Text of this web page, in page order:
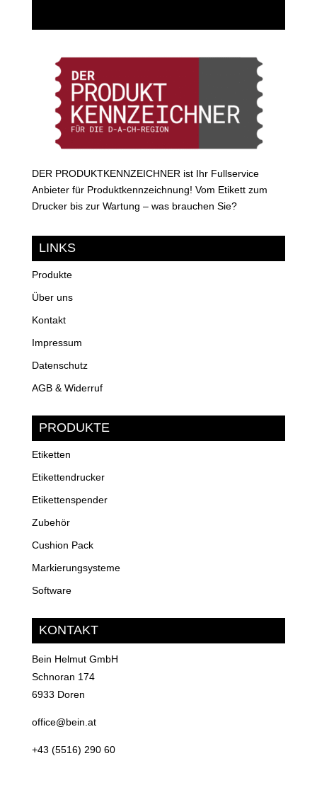
DER PRODUKTKENNZEICHNER ist Ihr Fullservice
Anbieter für Produktkennzeichnung! Vom Etikett zum
Drucker bis zur Wartung – was brauchen Sie?
LINKS
Produkte
Über uns
Kontakt
Impressum
Datenschutz
AGB & Widerruf
PRODUKTE
Etiketten
Etikettendrucker
Etikettenspender
Zubehör
Cushion Pack
Markierungsysteme
Software
KONTAKT
Bein Helmut GmbH
Schnoran 174
6933 Doren
office@bein.at
+43 (5516) 290 60